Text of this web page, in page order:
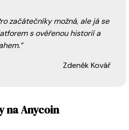
začátečníky možná, ale já se
s ověřenou historií a
Zdeněk Kovář
na Anycoin